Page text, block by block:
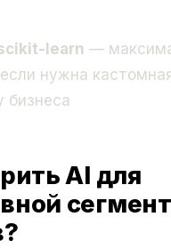
learn —
если нужна
бизнеса
AI для